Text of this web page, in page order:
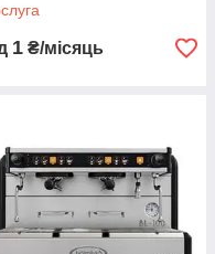
1 ₴/місяць